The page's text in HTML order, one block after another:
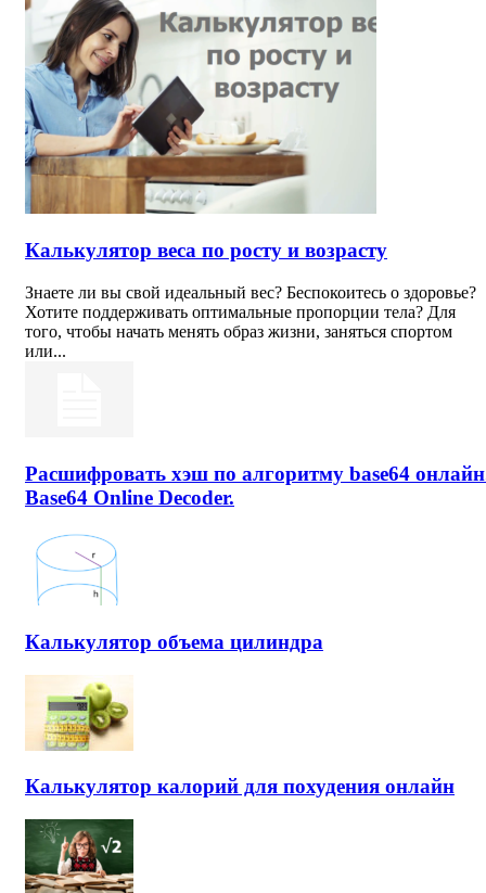
Калькулятор веса по росту и возрасту
Знаете ли вы свой идеальный вес? Беспокоитесь о здоровье?
Хотите поддерживать оптимальные пропорции тела? Для
того, чтобы начать менять образ жизни, заняться спортом
или...
Расшифровать хэш по алгоритму base64
Base64 Online Decoder.
Калькулятор объема цилиндра
Калькулятор калорий для похудения онлайн